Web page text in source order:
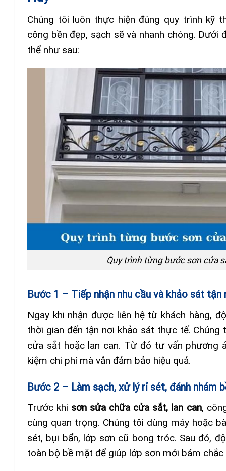
Chúng tôi luôn thực hiện đúng quy trình kỹ
công bền đẹp, sạch sẽ và nhanh chóng.
thể như sau:
Quy trình từng bước sơn cửa
Bước 1 – Tiếp nhận nhu cầu và khảo sát tận
Ngay khi nhận được liên hệ từ khách hàng,
thời gian đến tận nơi khảo sát thực tế.
cửa sắt hoặc lan can. Từ đó tư vấn phương
kiệm chi phí mà vẫn đảm bảo hiệu quả.
Bước 2 – Làm sạch, xử lý rỉ sét, đánh nhám
Trước khi sơn sửa chữa cửa sắt, lan can,
cùng quan trọng. Chúng tôi dùng máy hoặc
sét, bụi bẩn, lớp sơn cũ bong tróc. Sau đó,
toàn bộ bề mặt để giúp lớp sơn mới bám chắc